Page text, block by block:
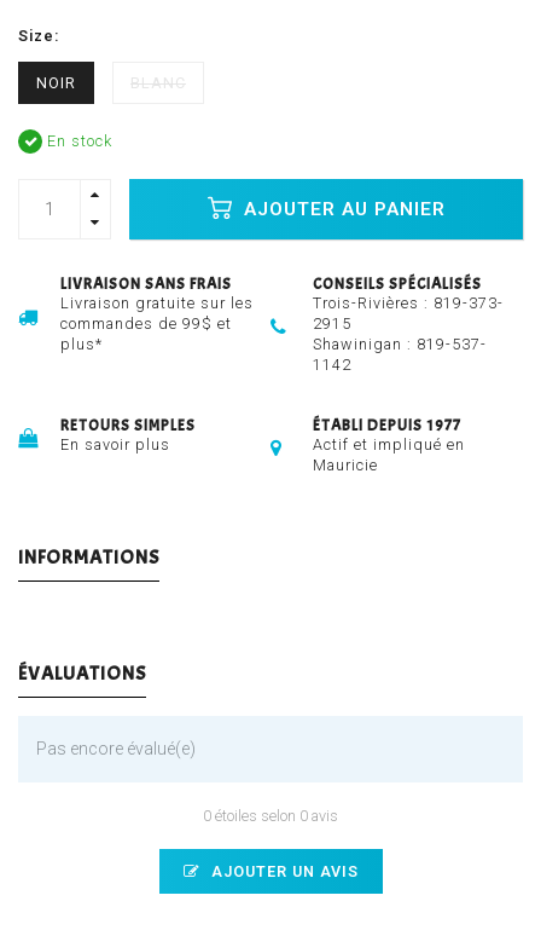
Size:
NOIR BLANC
En stock
AJOUTER AU PANIER
LIVRAISON SANS FRAIS
Livraison gratuite sur les
commandes de 99$ et
plus*
CONSEILS SPÉCIALISÉS
Trois-Rivières : 819-373-
2915
Shawinigan : 819-537-
1142
RETOURS SIMPLES
En savoir plus
ÉTABLI DEPUIS 1977
Actif et impliqué en
Mauricie
INFORMATIONS
ÉVALUATIONS
Pas encore évalué(e)
0 étoiles selon 0 avis
AJOUTER UN AVIS